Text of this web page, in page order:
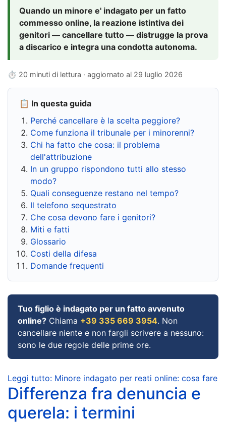
Quando un minore e' indagato per un fatto
commesso online, la reazione istintiva dei
genitori — cancellare tutto — distrugge la prova
a discarico e integra una condotta autonoma.
⏱ 20 minuti di lettura · aggiornato al 29 luglio 2026
📋 In questa guida
Perché cancellare è la scelta peggiore?
Come funziona il tribunale per i minorenni?
Chi ha fatto che cosa: il problema
dell'attribuzione
In un gruppo rispondono tutti allo stesso
modo?
Quali conseguenze restano nel tempo?
Il telefono sequestrato
Che cosa devono fare i genitori?
Miti e fatti
Glossario
Costi della difesa
Domande frequenti
Tuo figlio è indagato per un fatto avvenuto
online? Chiama +39 335 669 3954. Non
cancellare niente e non fargli scrivere a nessuno:
sono le due regole delle prime ore.
Leggi tutto: Minore indagato per reati online: cosa fare
Differenza fra denuncia e
querela: i termini